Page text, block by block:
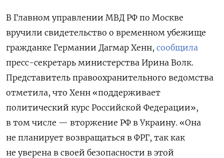
В Главном управлении МВД РФ по Москве
вручили свидетельство о временном убежище
гражданке Германии Дагмар Хенн, сообщила
пресс-секретарь министерства Ирина Волк.
Представитель правоохранительного ведомства
отметила, что Хенн «поддерживает
политический курс Российской Федерации»,
в том числе — вторжение РФ в Украину. «Она
не планирует возвращаться в ФРГ, так как
не уверена в своей безопасности в этой